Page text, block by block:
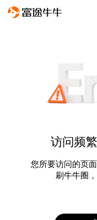
访问频
您所要访问的页
刷牛牛圈